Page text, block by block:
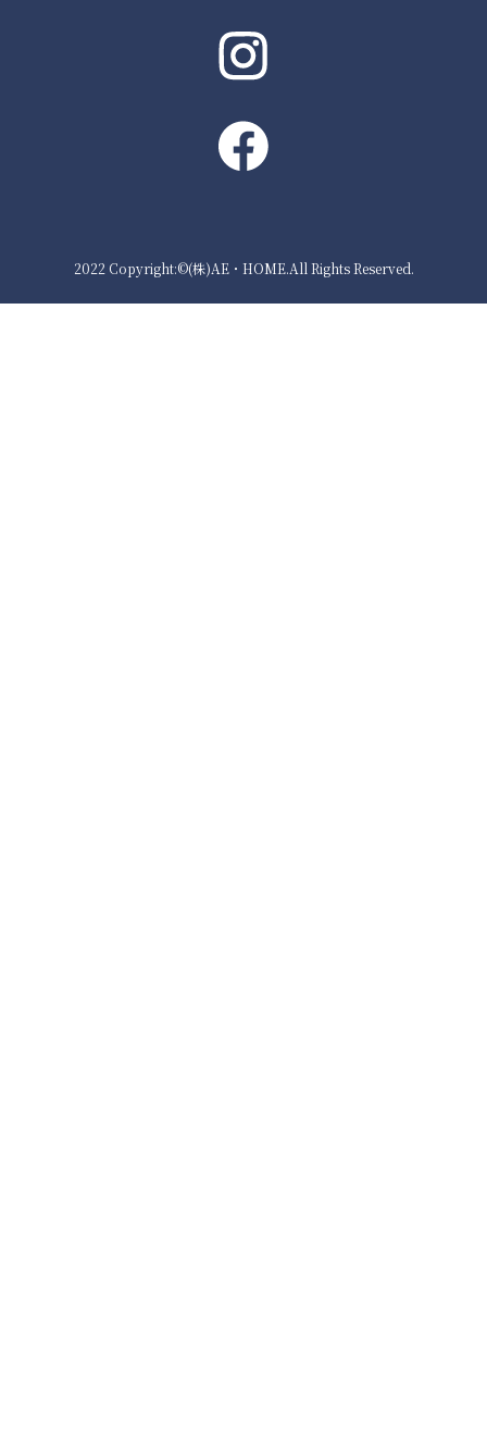
2022 Copyright:©(株)AE・HOME.All Rights Reserved.